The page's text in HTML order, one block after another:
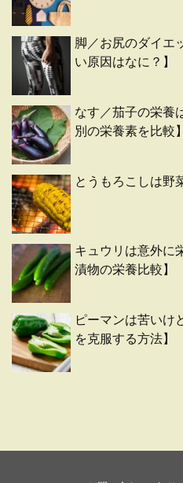
脚／お尻のダイエ
い原因はなに？】
なす／茄子の栄養
別の栄養素を比較】
とうもろこしは野
キュウリは意外に
漬物の栄養比較】
ピーマンは苦いけ
を克服する方法】